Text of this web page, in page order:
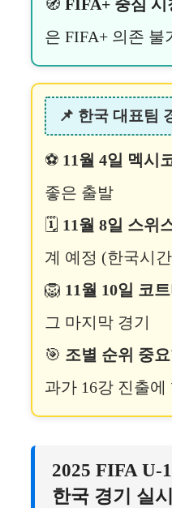
🧭 FIFA+ 중심
은 FIFA+ 의존 불
📌 한국 대표팀
⚽ 11월 4일 멕시
좋은 출발
🗓️ 11월 8일 스위
계 예정 (한국시
🦁 11월 10일 코
그 마지막 경기
🎯 조별 순위 중
과가 16강 진출에
2025 FIFA U-
한국 경기 실